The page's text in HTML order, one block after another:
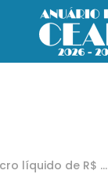
líquido de R$ 6,